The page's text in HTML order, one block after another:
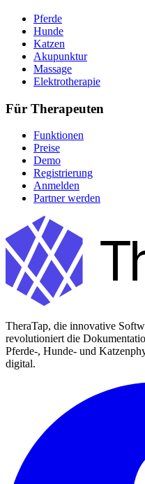
Pferde
Hunde
Katzen
Akupunktur
Massage
Elektrotherapie
Für Therapeuten
Funktionen
Preise
Demo
Registrierung
Anmelden
Partner werden
TheraTap, die innovative
revolutioniert die
Pferde-, Hunde- und
digital.